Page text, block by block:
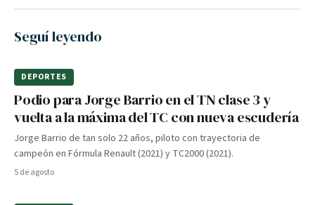
Seguí leyendo
DEPORTES
Podio para Jorge Barrio en el TN clase 3 y
vuelta a la máxima del TC con nueva escudería
Jorge Barrio de tan solo 22 años, piloto con trayectoria de
campeón en Fórmula Renault (2021) y TC2000 (2021).
5 de agosto